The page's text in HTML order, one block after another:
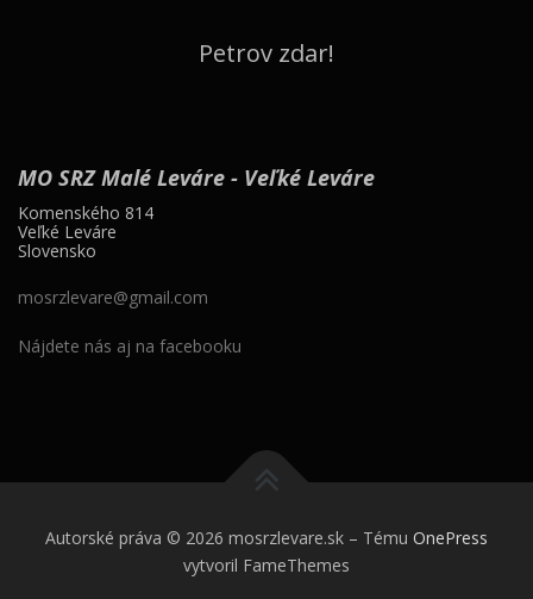
Petrov zdar!
MO SRZ Malé Leváre - Veľké Leváre
Komenského 814
Veľké Leváre
Slovensko
mosrzlevare@gmail.com
Nájdete nás aj na facebooku
Autorské práva © 2026 mosrzlevare.sk – Tému OnePress
vytvoril FameThemes